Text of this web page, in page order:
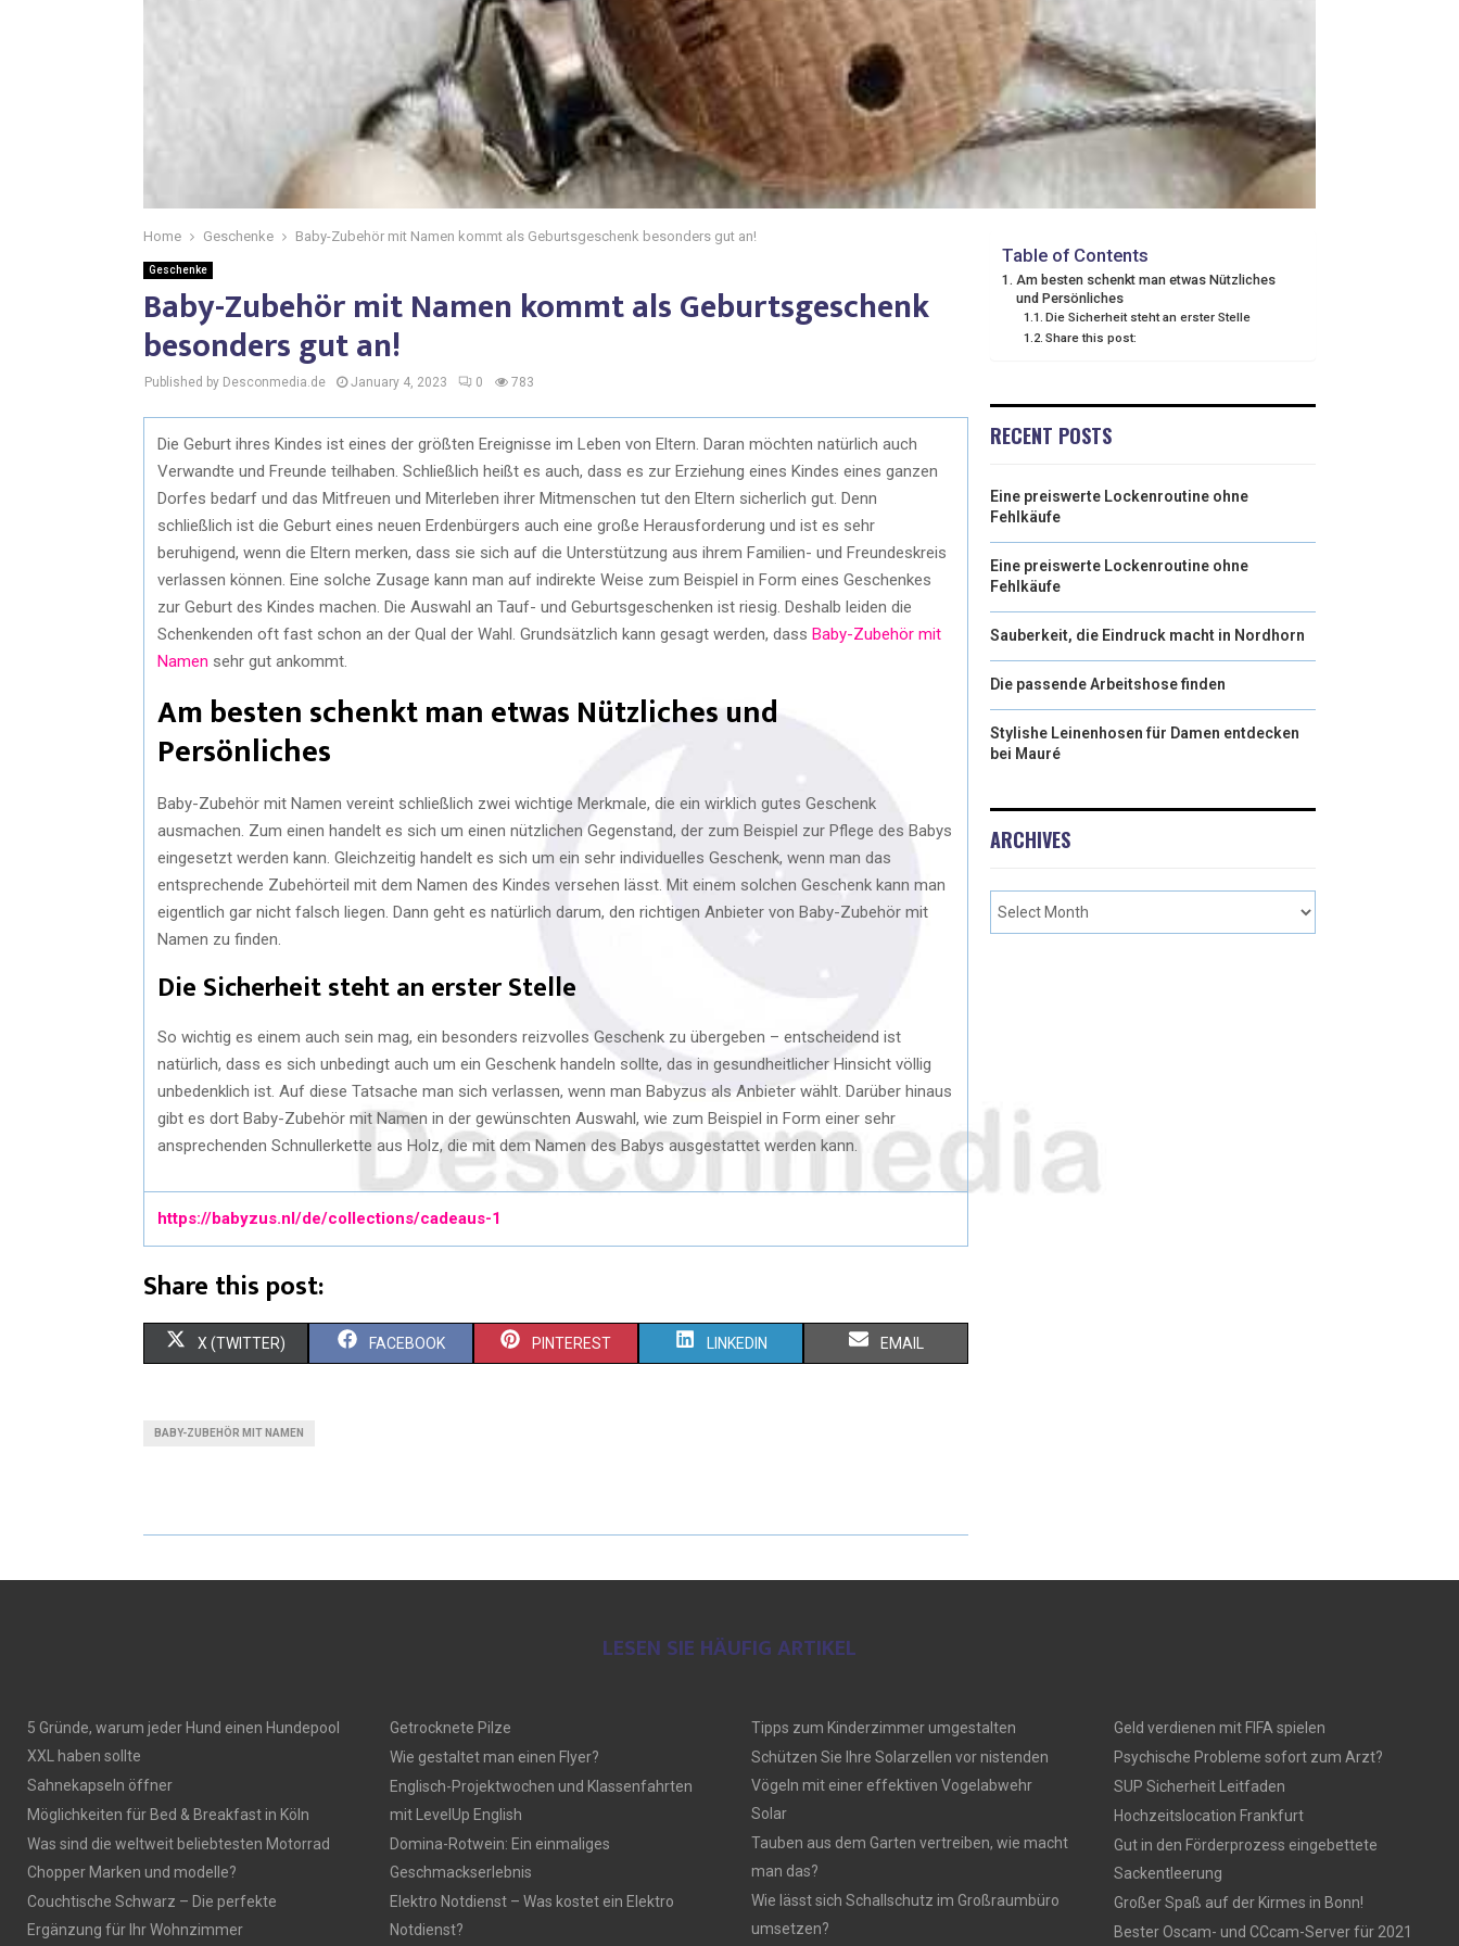
Home Geschenke Baby-Zubehör mit Namen kommt als Geburtsgeschenk besonders gut an!
Geschenke
Baby-Zubehör mit Namen kommt als Geburtsgeschenk
besonders gut an!
Published by Desconmedia.de January 4, 2023 0 783
Die Geburt ihres Kindes ist eines der größten Ereignisse im Leben von Eltern. Daran möchten natürlich auch
Verwandte und Freunde teilhaben. Schließlich heißt es auch, dass es zur Erziehung eines Kindes eines ganzen
Dorfes bedarf und das Mitfreuen und Miterleben ihrer Mitmenschen tut den Eltern sicherlich gut. Denn
schließlich ist die Geburt eines neuen Erdenbürgers auch eine große Herausforderung und ist es sehr
beruhigend, wenn die Eltern merken, dass sie sich auf die Unterstützung aus ihrem Familien- und Freundeskreis
verlassen können. Eine solche Zusage kann man auf indirekte Weise zum Beispiel in Form eines Geschenkes
zur Geburt des Kindes machen. Die Auswahl an Tauf- und Geburtsgeschenken ist riesig. Deshalb leiden die
Schenkenden oft fast schon an der Qual der Wahl. Grundsätzlich kann gesagt werden, dass Baby-Zubehör mit
Namen sehr gut ankommt.
Am besten schenkt man etwas Nützliches und
Persönliches
Baby-Zubehör mit Namen vereint schließlich zwei wichtige Merkmale, die ein wirklich gutes Geschenk
ausmachen. Zum einen handelt es sich um einen nützlichen Gegenstand, der zum Beispiel zur Pflege des Babys
eingesetzt werden kann. Gleichzeitig handelt es sich um ein sehr individuelles Geschenk, wenn man das
entsprechende Zubehörteil mit dem Namen des Kindes versehen lässt. Mit einem solchen Geschenk kann man
eigentlich gar nicht falsch liegen. Dann geht es natürlich darum, den richtigen Anbieter von Baby-Zubehör mit
Namen zu finden.
Die Sicherheit steht an erster Stelle
So wichtig es einem auch sein mag, ein besonders reizvolles Geschenk zu übergeben – entscheidend ist
natürlich, dass es sich unbedingt auch um ein Geschenk handeln sollte, das in gesundheitlicher Hinsicht völlig
unbedenklich ist. Auf diese Tatsache man sich verlassen, wenn man Babyzus als Anbieter wählt. Darüber hinaus
gibt es dort Baby-Zubehör mit Namen in der gewünschten Auswahl, wie zum Beispiel in Form einer sehr
ansprechenden Schnullerkette aus Holz, die mit dem Namen des Babys ausgestattet werden kann.
https://babyzus.nl/de/collections/cadeaus-1
Share this post:
X (TWITTER) FACEBOOK PINTEREST LINKEDIN EMAIL
BABY-ZUBEHÖR MIT NAMEN
Table of Contents
Am besten schenkt man etwas Nützliches
und Persönliches
Die Sicherheit steht an erster Stelle
Share this post:
RECENT POSTS
Eine preiswerte Lockenroutine ohne
Fehlkäufe
Eine preiswerte Lockenroutine ohne
Fehlkäufe
Sauberkeit, die Eindruck macht in Nordhorn
Die passende Arbeitshose finden
Stylishe Leinenhosen für Damen entdecken
bei Mauré
ARCHIVES
LESEN SIE HÄUFIG ARTIKEL
5 Gründe, warum jeder Hund einen Hundepool
XXL haben sollte
Sahnekapseln öffner
Möglichkeiten für Bed & Breakfast in Köln
Was sind die weltweit beliebtesten Motorrad
Chopper Marken und modelle?
Couchtische Schwarz – Die perfekte
Ergänzung für Ihr Wohnzimmer
Getrocknete Pilze
Wie gestaltet man einen Flyer?
Englisch-Projektwochen und Klassenfahrten
mit LevelUp English
Domina-Rotwein: Ein einmaliges
Geschmackserlebnis
Elektro Notdienst – Was kostet ein Elektro
Notdienst?
Tipps zum Kinderzimmer umgestalten
Schützen Sie Ihre Solarzellen vor nistenden
Vögeln mit einer effektiven Vogelabwehr
Solar
Tauben aus dem Garten vertreiben, wie macht
man das?
Wie lässt sich Schallschutz im Großraumbüro
umsetzen?
Geld verdienen mit FIFA spielen
Psychische Probleme sofort zum Arzt?
SUP Sicherheit Leitfaden
Hochzeitslocation Frankfurt
Gut in den Förderprozess eingebettete
Sackentleerung
Großer Spaß auf der Kirmes in Bonn!
Bester Oscam- und CCcam-Server für 2021